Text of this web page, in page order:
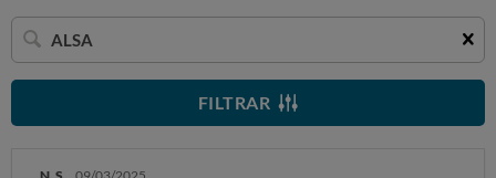
Buscar
una
empresa
FILTRAR